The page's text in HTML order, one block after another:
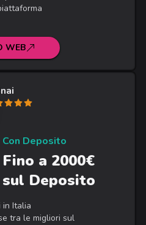
WEB
Con Deposito
Fino a 2000€
sul Deposito
in Italia
tra le migliori sul